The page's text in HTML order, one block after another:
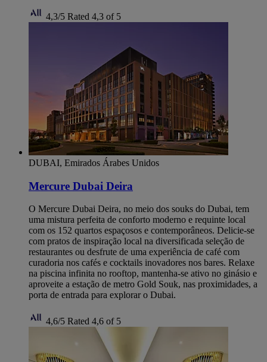
4,3/5 Rated 4,3 of 5
DUBAI, Emirados Árabes Unidos
Mercure Dubai Deira
O Mercure Dubai Deira, no meio dos souks do Dubai, tem
uma mistura perfeita de conforto moderno e requinte local
com os 152 quartos espaçosos e contemporâneos. Delicie-se
com pratos de inspiração local na diversificada seleção de
restaurantes ou desfrute de uma experiência de café com
curadoria nos cafés e cocktails inovadores nos bares. Relaxe
na piscina infinita no rooftop, mantenha-se ativo no ginásio e
aproveite a estação de metro Gold Souk, nas proximidades, a
porta de entrada para explorar o Dubai.
4,6/5 Rated 4,6 of 5